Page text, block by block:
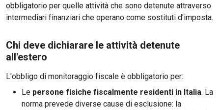
obbligatorio per quelle attività che sono detenute attraverso
intermediari finanziari che operano come sostituti d'imposta.
Chi deve dichiarare le attività detenute
all'estero
L'obbligo di monitoraggio fiscale è obbligatorio per:
Le persone fisiche fiscalmente residenti in Italia. La
norma prevede diverse cause di esclusione: la